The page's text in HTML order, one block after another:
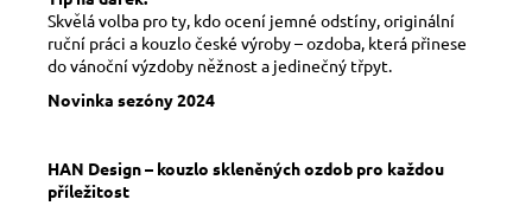
Skvělá volba pro ty, kdo ocení jemné odstíny, originální
ruční práci a kouzlo české výroby – ozdoba, která přinese
do vánoční výzdoby něžnost a jedinečný třpyt.
Novinka sezóny 2024
HAN Design – kouzlo skleněných ozdob pro každou
příležitost